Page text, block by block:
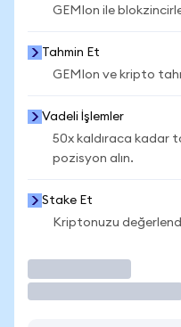
GEMIon ile
Tahmin Et
GEMIon ve kripto
Vadeli İşlemler
50x kaldıraca kadar
pozisyon alın.
Stake Et
Kriptonuzu